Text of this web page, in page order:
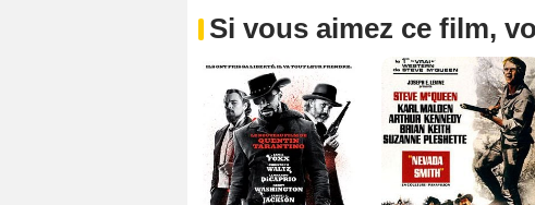
Si vous aimez ce film,